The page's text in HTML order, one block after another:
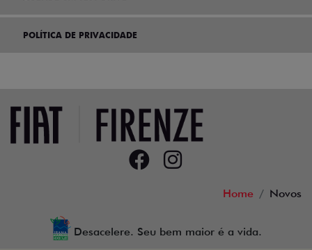
POLÍTICA DE PRIVACIDADE
Home Novos
Desacelere. Seu bem maior é a vida.